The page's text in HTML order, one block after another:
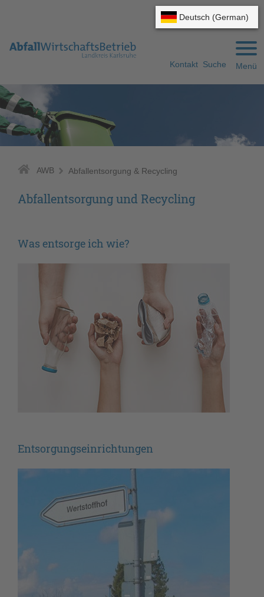
zum Navigationsbereich
Kontakt Suche Menü
AWB Abfallentsorgung & Recycling
Abfallentsorgung und Recycling
Was entsorge ich wie?
Entsorgungseinrichtungen